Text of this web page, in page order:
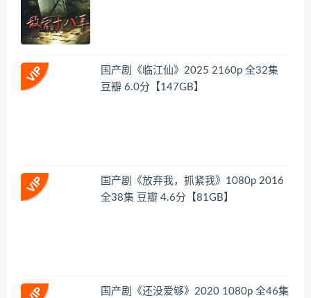
国产剧《临江仙》2025 2160p 全32集
豆瓣 6.0分【147GB】
国产剧《放弃我，抓紧我》1080p 2016
全38集 豆瓣 4.6分【81GB】
国产剧《还没爱够》2020 1080p 全46集